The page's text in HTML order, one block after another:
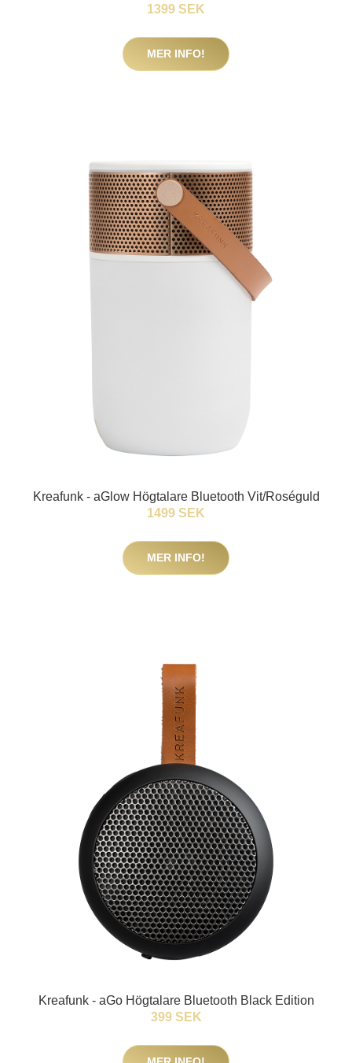
1399 SEK
MER INFO!
Kreafunk - aGlow Högtalare Bluetooth Vit/Roséguld
1499 SEK
MER INFO!
Kreafunk - aGo Högtalare Bluetooth Black Edition
399 SEK